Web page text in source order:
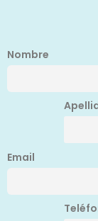
Nombre
Email